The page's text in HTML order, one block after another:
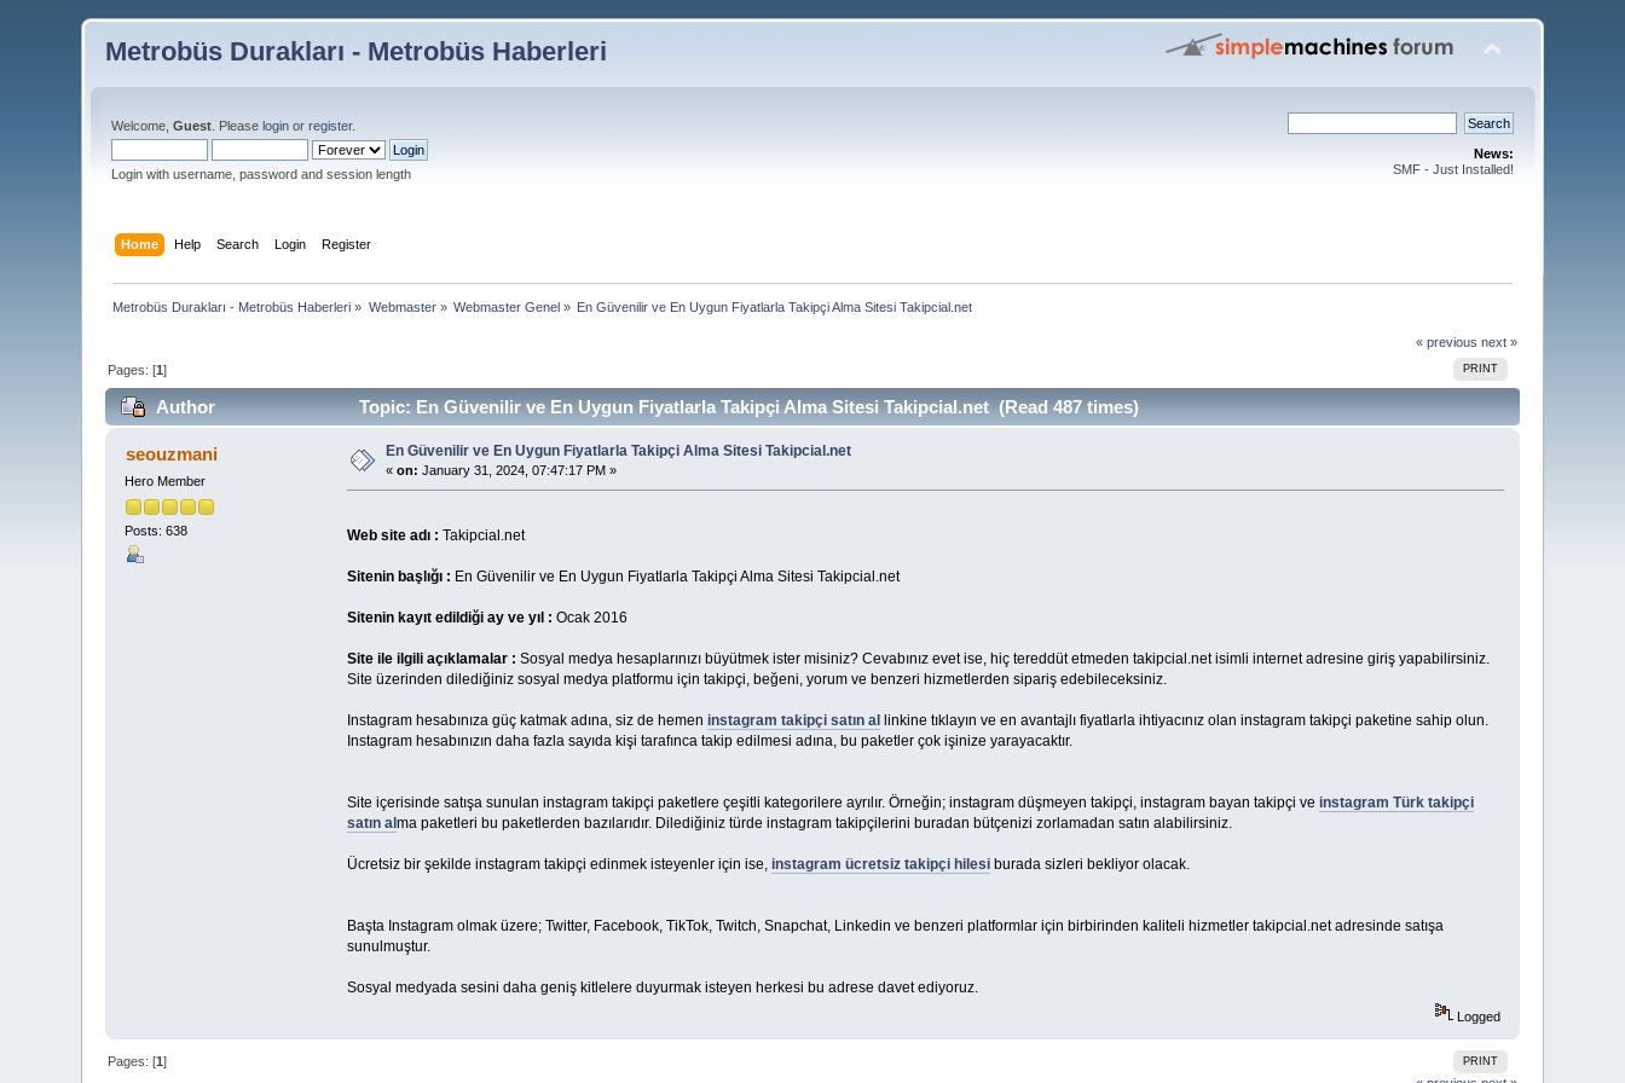
Metrobüs Durakları - Metrobüs Haberleri
Welcome,Guest . Pleaselogin orregister.
Login with username, password and session length
News:
SMF - Just Installed!
Home Help Search Login Register
Metrobüs Durakları - Metrobüs Haberleri » Webmaster» Webmaster Genel » En Güvenilir ve En Uygun Fiyatlarla Takipçi Alma Sitesi Takipcial.net
« previous next »
PRINT
Pages: [1]
Author Topic: En Güvenilir ve En Uygun Fiyatlarla Takipçi Alma Sitesi Takipcial.net (Read 487 times)
seouzmani
Hero Member
Posts: 638
En Güvenilir ve En Uygun Fiyatlarla Takipçi Alma Sitesi Takipcial.net
«on: January 31, 2024, 07:47:17 PM »
Web site adı : Takipcial.net
Sitenin başlığı : En Güvenilir ve En Uygun Fiyatlarla Takipçi Alma Sitesi Takipcial.net
Sitenin kayıt edildiği ay ve yıl : Ocak 2016
Site ile ilgili açıklamalar : Sosyal medya hesaplarınızı büyütmek ister misiniz? Cevabınız evet ise, hiç tereddüt etmeden takipcial.net isimli internet adresine giriş yapabilirsiniz.
Site üzerinden dilediğiniz sosyal medya platformu için takipçi, beğeni, yorum ve benzeri hizmetlerden sipariş edebileceksiniz.
Instagram hesabınıza güç katmak adına, siz de hemen instagram takipçi satın al
linkine tıklayın ve en avantajlı fiyatlarla ihtiyacınız olan instagram takipçi paketine sahip olun.
Instagram hesabınızın daha fazla sayıda kişi tarafınca takip edilmesi adına, bu paketler çok işinize yarayacaktır.
Site içerisinde satışa sunulan instagram takipçi paketlere çeşitli kategorilere ayrılır. Örneğin; instagram düşmeyen takipçi, instagram bayan takipçi ve instagram Türk takipçi
satın al ma paketleri bu paketlerden bazılarıdır. Dilediğiniz türde instagram takipçilerini buradan bütçenizi zorlamadan satın alabilirsiniz.
Ücretsiz bir şekilde instagram takipçi edinmek isteyenler için ise, instagram ücretsiz takipçi hilesiburada sizleri bekliyor olacak.
Başta Instagram olmak üzere; Twitter, Facebook, TikTok, Twitch, Snapchat, Linkedin ve benzeri platformlar için birbirinden kaliteli hizmetler takipcial.net adresinde satışa
sunulmuştur.
Sosyal medyada sesini daha geniş kitlelere duyurmak isteyen herkesi bu adrese davet ediyoruz.
Logged
PRINT
Pages: [1]